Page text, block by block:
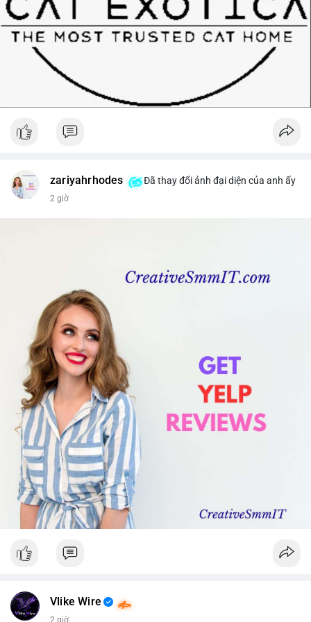
zariyahrhodes Đã thay đổi ảnh đại diện của anh ấy
2 giờ
Vlike Wire